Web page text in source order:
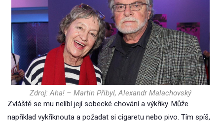
Zdroj: Aha! – Martin Přibyl, Alexandr Malachovský
Zvláště se mu nelíbí její sobecké chování a výkřiky. Může
například vykřiknouta a požadat si cigaretu nebo pivo. Tím spíš,